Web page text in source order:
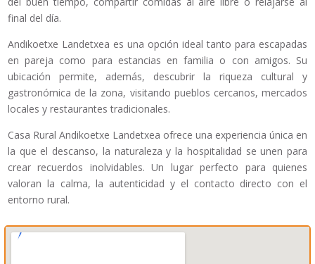
final del día.
Andikoetxe Landetxea es una opción ideal tanto para escapadas
en pareja como para estancias en familia o con amigos. Su
ubicación permite, además, descubrir la riqueza cultural y
gastronómica de la zona, visitando pueblos cercanos, mercados
locales y restaurantes tradicionales.
Casa Rural Andikoetxe Landetxea ofrece una experiencia única en
la que el descanso, la naturaleza y la hospitalidad se unen para
crear recuerdos inolvidables. Un lugar perfecto para quienes
valoran la calma, la autenticidad y el contacto directo con el
entorno rural.